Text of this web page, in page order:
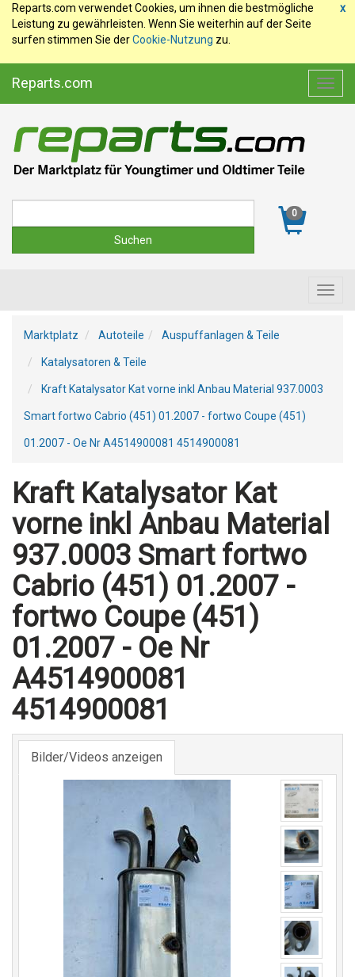
x
Reparts.com verwendet Cookies, um ihnen die bestmögliche
Leistung zu gewährleisten. Wenn Sie weiterhin auf der Seite
surfen stimmen Sie derCookie-Nutzung zu.
Reparts.com
0
Marktplatz Autoteile Auspuffanlagen & Teile
Katalysatoren & Teile
Kraft Katalysator Kat vorne inkl Anbau Material 937.0003
Smart fortwo Cabrio (451) 01.2007 - fortwo Coupe (451)
01.2007 - Oe Nr A4514900081 4514900081
Kraft Katalysator Kat
vorne inkl Anbau Material
937.0003 Smart fortwo
Cabrio (451) 01.2007 -
fortwo Coupe (451)
01.2007 - Oe Nr
A4514900081
4514900081
Bilder/Videos anzeigen